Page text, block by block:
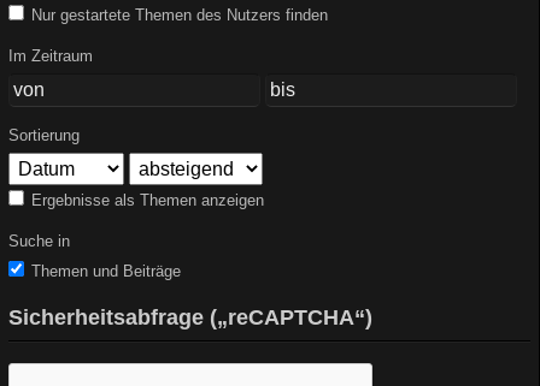
Nur gestartete Themen des Nutzers finden
Im Zeitraum
Sortierung
Ergebnisse als Themen anzeigen
Suche in
Themen und Beiträge
Sicherheitsabfrage („reCAPTCHA“)